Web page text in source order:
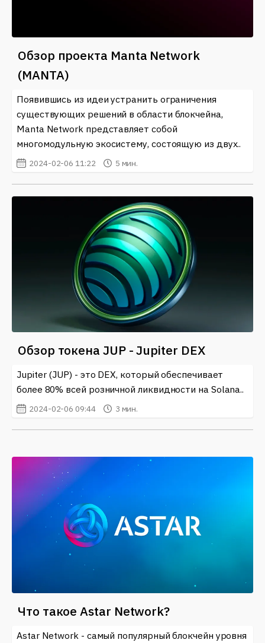
Обзор проекта Manta Network
(MANTA)
Появившись из идеи устранить ограничения
существующих решений в области блокчейна,
Manta Network представляет собой
многомодульную экосистему, состоящую из двух..
2024-02-06 11:22 5 мин.
Обзор токена JUP - Jupiter DEX
Jupiter (JUP) - это DEX, который обеспечивает
более 80% всей розничной ликвидности на Solana..
2024-02-06 09:44 3 мин.
Что такое Astar Network?
Astar Network - самый популярный блокчейн уровня